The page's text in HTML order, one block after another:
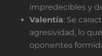
impredecibles y
Valentía: Se
agresividad, lo
oponentes